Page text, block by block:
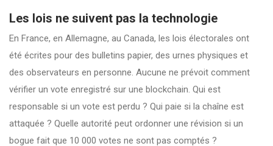
Les lois ne suivent pas la technologie
En France, en Allemagne, au Canada, les lois électorales ont
été écrites pour des bulletins papier, des urnes physiques et
des observateurs en personne. Aucune ne prévoit comment
vérifier un vote enregistré sur une blockchain. Qui est
responsable si un vote est perdu ? Qui paie si la chaîne est
attaquée ? Quelle autorité peut ordonner une révision si un
bogue fait que 10 000 votes ne sont pas comptés ?